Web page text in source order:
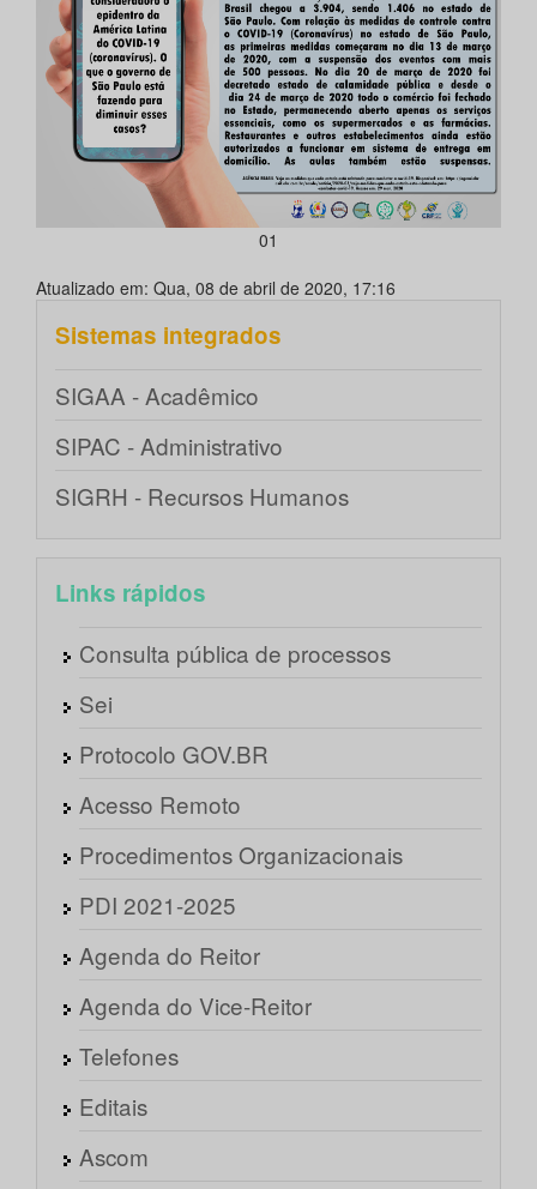
01
Atualizado em: Qua, 08 de abril de 2020, 17:16
Sistemas integrados
SIGAA - Acadêmico
SIPAC - Administrativo
SIGRH - Recursos Humanos
Links rápidos
Consulta pública de processos
Sei
Protocolo GOV.BR
Acesso Remoto
Procedimentos Organizacionais
PDI 2021-2025
Agenda do Reitor
Agenda do Vice-Reitor
Telefones
Editais
Ascom